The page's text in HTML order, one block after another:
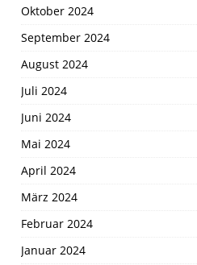
Oktober 2024
September 2024
August 2024
Juli 2024
Juni 2024
Mai 2024
April 2024
März 2024
Februar 2024
Januar 2024